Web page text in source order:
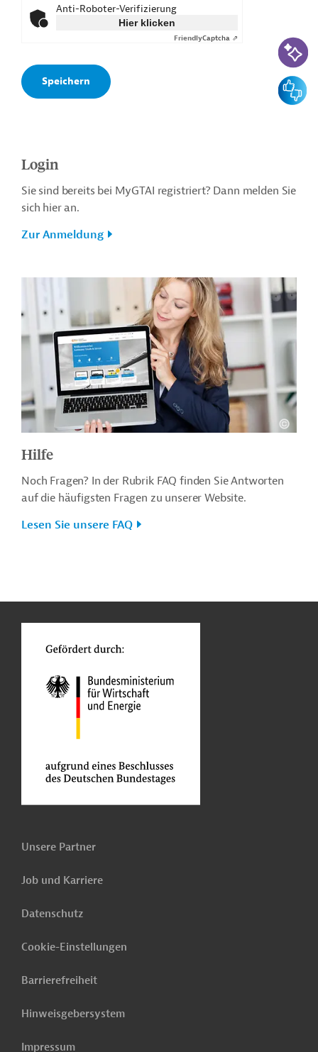
Anti-Roboter-Verifizierung
Hier klicken
FriendlyCaptcha ⇗
Login
Sie sind bereits bei MyGTAI registriert? Dann melden Sie
sich hier an.
Zur Anmeldung
Hilfe
Noch Fragen? In der Rubrik FAQ finden Sie Antworten
auf die häufigsten Fragen zu unserer Website.
Lesen Sie unsere FAQ
Unsere Partner
Job und Karriere
Datenschutz
Cookie-Einstellungen
Barrierefreiheit
Hinweisgebersystem
Impressum
KI-